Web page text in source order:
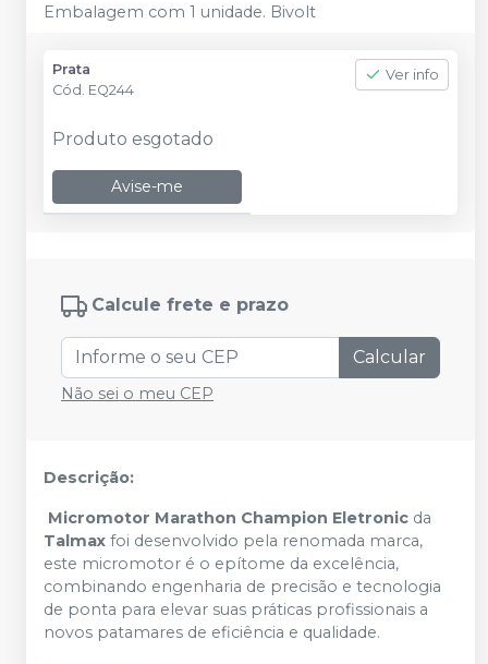
Embalagem com 1 unidade. Bivolt
Prata
Cód. EQ244
Ver info
Produto esgotado
Avise-me
Calcule frete e prazo
Calcular
Não sei o meu CEP
Descrição:
Micromotor Marathon Champion Eletronic da
Talmax foi desenvolvido pela renomada marca,
este micromotor é o epítome da excelência,
combinando engenharia de precisão e tecnologia
de ponta para elevar suas práticas profissionais a
novos patamares de eficiência e qualidade.